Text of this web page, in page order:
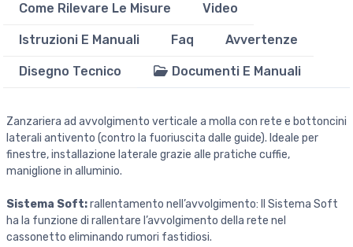
Come Rilevare Le Misure Video
Istruzioni E Manuali Faq Avvertenze
Disegno Tecnico Documenti E Manuali
Zanzariera ad avvolgimento verticale a molla con rete e bottoncini
laterali antivento (contro la fuoriuscita dalle guide). Ideale per
finestre, installazione laterale grazie alle pratiche cuffie,
maniglione in alluminio.
Sistema Soft:rallentamento nell’avvolgimento: Il Sistema Soft
ha la funzione di rallentare l’avvolgimento della rete nel
cassonetto eliminando rumori fastidiosi.